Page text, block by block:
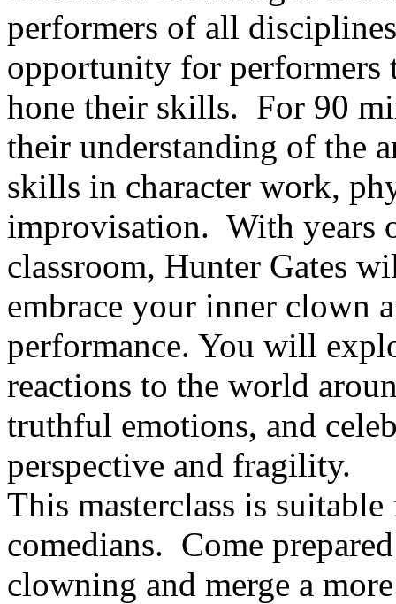
performers of all
opportunity for performers
hone their skills. For 90
their understanding of the
skills in character work,
improvisation. With years
classroom, Hunter Gates
embrace your inner clown
performance. You will
reactions to the world
truthful emotions, and
perspective and fragility.
This masterclass is
comedians. Come
clowning and merge a